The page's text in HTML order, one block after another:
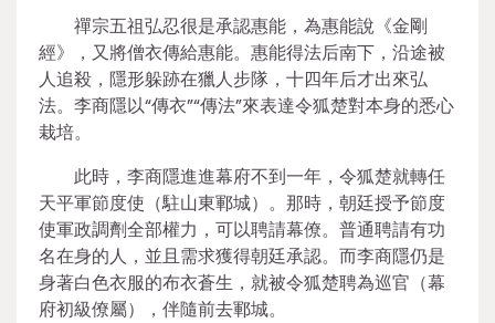
禪宗五祖弘忍很是承認惠能，為惠能說《金剛
經》，又將僧衣傳給惠能。惠能得法后南下，沿途被
人追殺，隱形躲跡在獵人步隊，十四年后才出來弘
法。李商隱以“傳衣”“傳法”來表達令狐楚對本身的悉心
栽培。
此時，李商隱進進幕府不到一年，令狐楚就轉任
天平軍節度使（駐山東鄆城）。那時，朝廷授予節度
使軍政調劑全部權力，可以聘請幕僚。普通聘請有功
名在身的人，並且需求獲得朝廷承認。而李商隱仍是
身著白色衣服的布衣蒼生，就被令狐楚聘為巡官（幕
府初級僚屬），伴隨前去鄆城。